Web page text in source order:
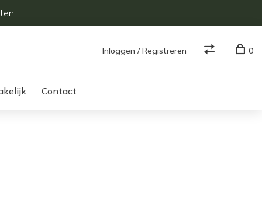
Contact
Inloggen / Registreren 0